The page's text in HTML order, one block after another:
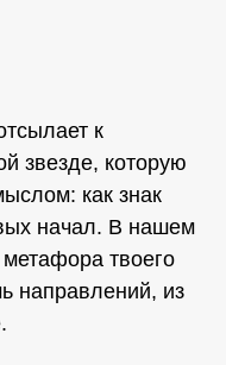
к
звезде, которую
как знак
начал. В нашем
твоего
направлений, из